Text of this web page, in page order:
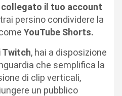
collegato il tuo account
persino condividere la
YouTube Shorts.
Twitch, hai a disposizione
che semplifica la
di clip verticali,
un pubblico